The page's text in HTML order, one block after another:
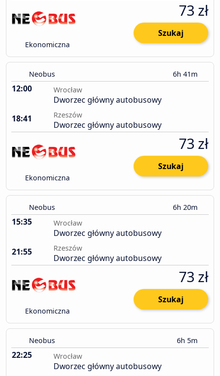
Ekonomiczna
73 zł
Szukaj
Neobus 6h 41m
12:00 Wrocław
Dworzec główny autobusowy
18:41
Rzeszów
Dworzec główny autobusowy
Ekonomiczna
73 zł
Szukaj
Neobus 6h 20m
15:35 Wrocław
Dworzec główny autobusowy
21:55
Rzeszów
Dworzec główny autobusowy
Ekonomiczna
73 zł
Szukaj
Neobus 6h 5m
22:25 Wrocław
Dworzec główny autobusowy